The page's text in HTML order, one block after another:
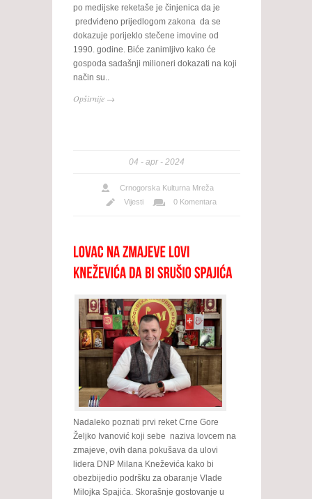
po medijske reketaše je činjenica da je
predviđeno prijedlogom zakona da se
dokazuje porijeklo stečene imovine od
1990. godine. Biće zanimljivo kako će
gospoda sadašnji milioneri dokazati na koji
način su..
Opširnije →
04 apr 2024
Crnogorska Kulturna Mreža
Vijesti
0 Komentara
Nadaleko poznati prvi reket Crne Gore
Željko Ivanović koji sebe naziva lovcem na
zmajeve, ovih dana pokušava da ulovi
lidera DNP Milana Kneževića kako bi
obezbijedio podršku za obaranje Vlade
Milojka Spajića. Skorašnje gostovanje u